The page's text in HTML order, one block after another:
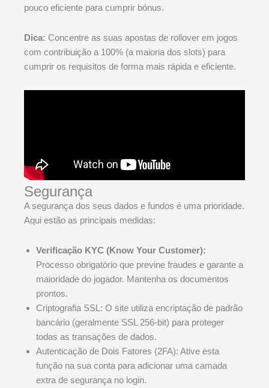
pouco eficiente para cumprir bónus.
Dica: Concentre as suas apostas de rollover em jogos
com contribuição a 100% (a maioria dos slots) para
cumprir os requisitos de forma mais rápida e eficiente.
Segurança
A segurança dos seus dados e fundos é uma prioridade.
Aqui estão as principais medidas:
Verificação KYC (Know Your Customer):
Processo obrigatório que previne fraudes e garante a
maioridade do jogador. Mantenha os documentos
prontos.
Criptografia SSL: O site utiliza encriptação de padrão
bancário (geralmente SSL 256-bit) para proteger
todas as transações de dados.
Autenticação de Dois Fatores (2FA): Ative esta
função na sua conta para adicionar uma camada
extra de segurança no login.